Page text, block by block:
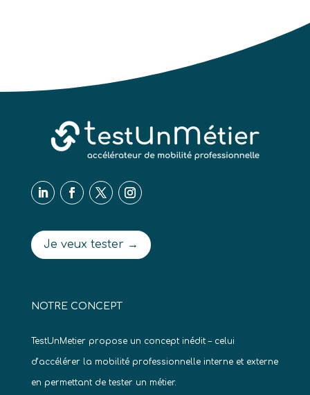
Je veux tester →
NOTRE CONCEPT
TestUnMetier propose un concept inédit – celui
d’accélérer la mobilité professionnelle interne et externe
en permettant de tester un métier.